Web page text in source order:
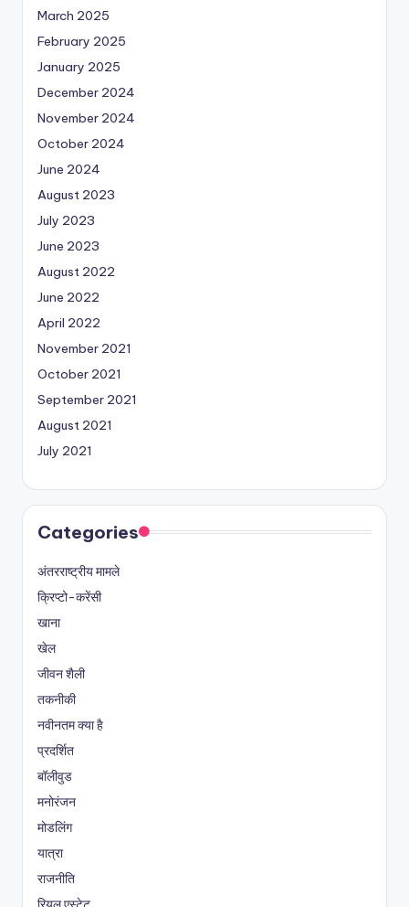
March 2025
February 2025
January 2025
December 2024
November 2024
October 2024
June 2024
August 2023
July 2023
June 2023
August 2022
June 2022
April 2022
November 2021
October 2021
September 2021
August 2021
July 2021
Categories
अंतरराष्ट्रीय मामले
क्रिप्टो-करेंसी
खाना
खेल
जीवन शैली
तकनीकी
नवीनतम क्या है
प्रदर्शित
बॉलीवुड
मनोरंजन
मोडलिंग
यात्रा
राजनीति